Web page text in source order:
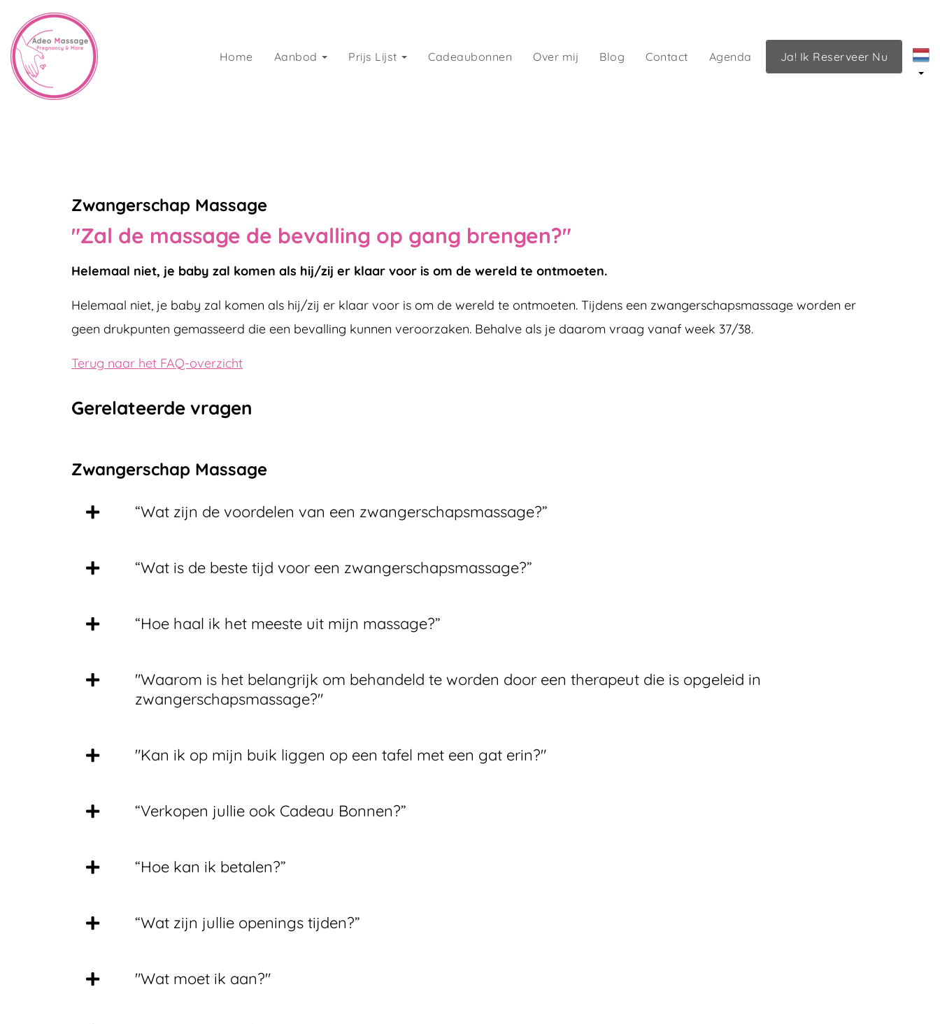
Home Aanbod Prijs Lijst Cadeaubonnen Over mij Blog Contact Agenda Ja! Ik Reserveer Nu
Zwangerschap Massage
"Zal de massage de bevalling op gang brengen?"
Helemaal niet, je baby zal komen als hij/zij er klaar voor is om de wereld te ontmoeten.
Helemaal niet, je baby zal komen als hij/zij er klaar voor is om de wereld te ontmoeten. Tijdens een zwangerschapsmassage worden er
geen drukpunten gemasseerd die een bevalling kunnen veroorzaken. Behalve als je daarom vraag vanaf week 37/38.
Terug naar het FAQ-overzicht
Gerelateerde vragen
Zwangerschap Massage
“Wat zijn de voordelen van een zwangerschapsmassage?”
“Wat is de beste tijd voor een zwangerschapsmassage?”
“Hoe haal ik het meeste uit mijn massage?”
"Waarom is het belangrijk om behandeld te worden door een therapeut die is opgeleid in
zwangerschapsmassage?"
"Kan ik op mijn buik liggen op een tafel met een gat erin?"
“Verkopen jullie ook Cadeau Bonnen?”
“Hoe kan ik betalen?”
“Wat zijn jullie openings tijden?”
"Wat moet ik aan?"